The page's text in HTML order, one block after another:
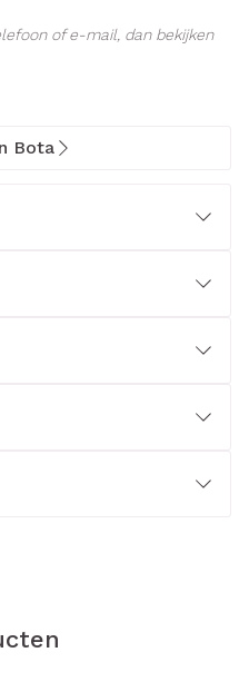
of e-mail, dan bekijken
Bota